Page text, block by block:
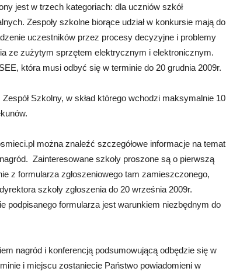
jest w trzech kategoriach: dla uczniów szkół
Zespoły szkolne biorące udział w konkursie mają do
uczestników przez procesy decyzyjne i problemy
ze zużytym sprzętem elektrycznym i elektronicznym.
która musi odbyć się w terminie do 20 grudnia 2009r.
Szkolny, w skład którego wchodzi maksymalnie 10
można znaleźć szczegółowe informacje na temat
Zainteresowane szkoły proszone są o pierwszą
z formularza zgłoszeniowego tam zamieszczonego,
szkoły zgłoszenia do 20 września 2009r.
podpisanego formularza jest warunkiem niezbędnym do
nagród i konferencją podsumowującą odbędzie się w
i miejscu zostaniecie Państwo powiadomieni w